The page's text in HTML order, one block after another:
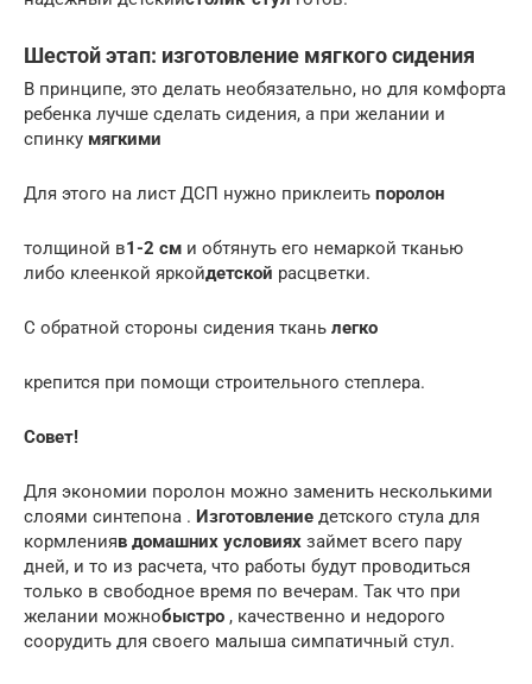
Шестой этап: изготовление мягкого сидения
В принципе, это делать необязательно, но для комфорта
ребенка лучше сделать сидения, а при желании и
спинку мягкими
Для этого на лист ДСП нужно приклеить поролон
толщиной в1-2 см и обтянуть его немаркой тканью
либо клеенкой яркойдетской расцветки.
С обратной стороны сидения ткань легко
крепится при помощи строительного степлера.
Совет!
Для экономии поролон можно заменить несколькими
слоями синтепона . Изготовление детского стула для
кормленияв домашних условиях займет всего пару
дней, и то из расчета, что работы будут проводиться
только в свободное время по вечерам. Так что при
желании можнобыстро , качественно и недорого
соорудить для своего малыша симпатичный стул.